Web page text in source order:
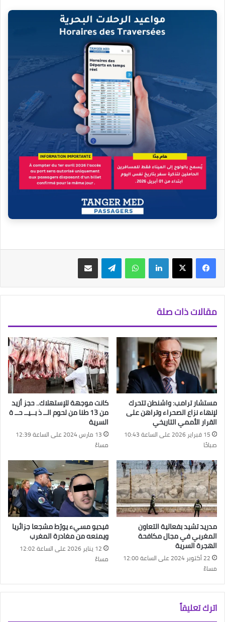
فيسبوك‫X لينكدإن واتساب تيلقرام مشاركة عبر البريد
مقالات ذات صلة
مستشار ترامب: واشنطن تتحرك
لإنهاء نزاع الصحراء وتراهن على
القرار الأممي التاريخي
15 فبراير 2026 على الساعة 10:43
صباحًا
كانت موجهة للإستهلاك.. حجز أزيد
من 13 طنا من لحوم الــ ذ بــيــ حــ ة
السرية
13 مارس 2024 على الساعة 12:39
مساءً
مدريد تشيد بفعالية التعاون
المغربي في مجال مكافحة
الهجرة السرية
22 أكتوبر 2024 على الساعة 12:00
مساءً
فيديو مسيء يورّط مشجعا جزائريا
ويمنعه من مغادرة المغرب
12 يناير 2026 على الساعة 12:02
مساءً
اترك تعليقاً